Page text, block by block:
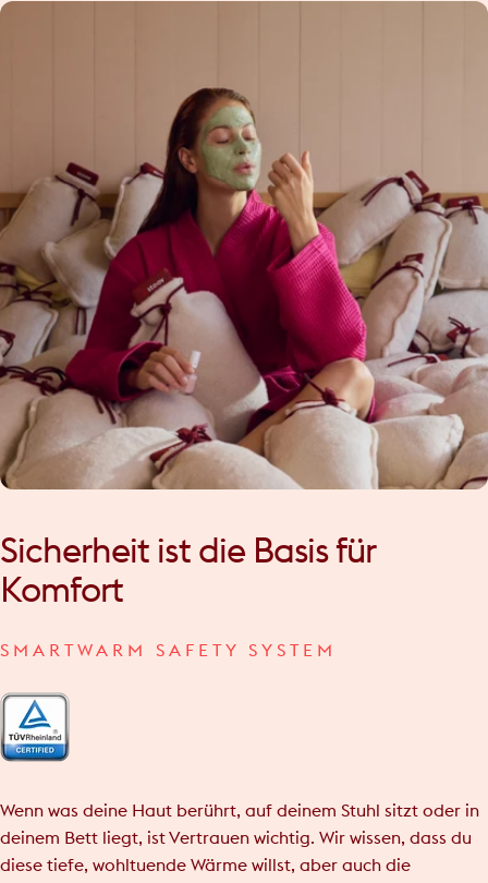
Sicherheit ist die Basis für
Komfort
SMARTWARM SAFETY SYSTEM
Wenn was deine Haut berührt, auf deinem Stuhl sitzt oder in
deinem Bett liegt, ist Vertrauen wichtig. Wir wissen, dass du
diese tiefe, wohltuende Wärme willst, aber auch die